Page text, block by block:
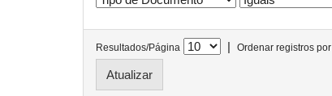
Resultados/Página | Ordenar registros por